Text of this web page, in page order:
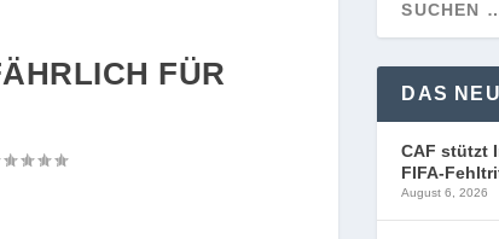
FÜR
DAS
CAF stützt
FIFA-
August 6, 2026